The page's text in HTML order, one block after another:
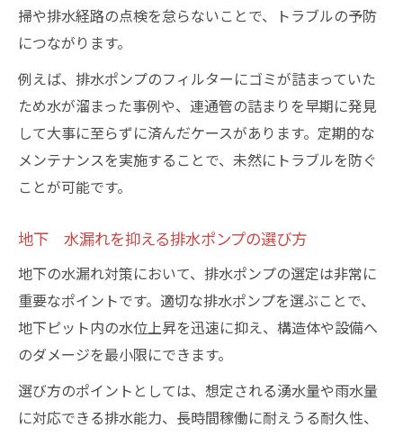
掃や排水経路の点検を怠らないことで、トラブルの予防
につながります。
例えば、排水ポンプのフィルターにゴミが詰まっていた
ため水が溜まった事例や、連通管の詰まりを早期に発見
して大事に至らずに済んだケースがあります。定期的な
メンテナンスを実施することで、未然にトラブルを防ぐ
ことが可能です。
地下 水漏れを抑える排水ポンプの選び方
地下の水漏れ対策において、排水ポンプの選定は非常に
重要なポイントです。適切な排水ポンプを選ぶことで、
地下ピット内の水位上昇を迅速に抑え、構造体や設備へ
のダメージを最小限にできます。
選び方のポイントとしては、想定される湧水量や雨水量
に対応できる排水能力、長時間稼働に耐えうる耐久性、